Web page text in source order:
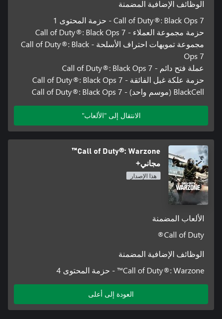
الوظائف الإضافية المضمنة
Call of Duty®: Black Ops 7 - حزمة المحتوى 1
حزمة مجموعة العملاء - Call of Duty®: Black Ops 7
مجموعة تمويهات احتراف الأسلحة - Call of Duty®: Black
Ops 7
عملة فتح دائم - Call of Duty®: Black Ops 7
حزمة علكة غبل الفائقة - Call of Duty®: Black Ops 7
BlackCell (موسم واحد) - Call of Duty®: Black Ops 7
الانتقال إلى "الألعاب"
Call of Duty®: Warzone™
مجاني+
هذا الإصدار
الألعاب المضمنة
Call of Duty®
الوظائف الإضافية المضمنة
Call of Duty®: Warzone™ - حزمة المحتوى 4
العودة إلى أعلى